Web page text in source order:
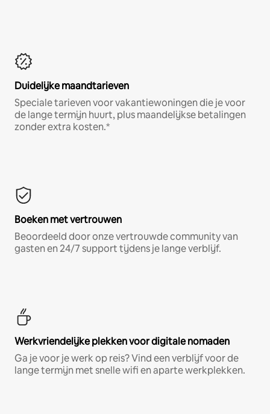
Duidelijke maandtarieven
Speciale tarieven voor vakantiewoningen die je voor
de lange termijn huurt, plus maandelijkse betalingen
zonder extra kosten.*
Boeken met vertrouwen
Beoordeeld door onze vertrouwde community van
gasten en 24/7 support tijdens je lange verblijf.
Werkvriendelijke plekken voor digitale nomaden
Ga je voor je werk op reis? Vind een verblijf voor de
lange termijn met snelle wifi en aparte werkplekken.